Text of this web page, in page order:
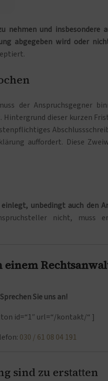
und insbesondere
abgegeben wird oder
der Anspruchsgegner
dieser kurzen
auffordert. Diese
unbedingt auch den
nicht, muss
Sprechen Sie uns an!
id=“1″ url=“/kontakt/“ ]
030 / 61 08 04 191
sind zu erstatten